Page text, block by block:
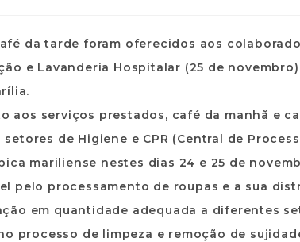
da tarde foram oferecidos aos
e Lavanderia Hospitalar (25 de
aos serviços prestados, café da manhã e
de Higiene e CPR (Central de
mariliense nestes dias 24 e 25 de
pelo processamento de roupas e a sua
em quantidade adequada a diferentes
processo de limpeza e remoção de